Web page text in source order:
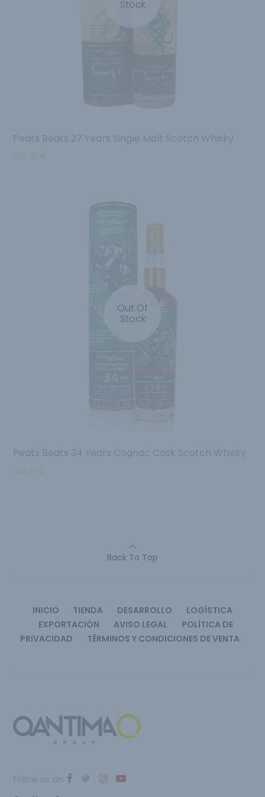
Stock
Peats Beats 27 Years Single Malt Scotch Whisky
Out Of
Stock
Peats Beats 34 Years Cognac Cask Scotch Whisky
Back To Top
INICIO TIENDA DESARROLLO
LOGÍSTICA
EXPORTACIÓN
AVISO LEGAL
POLÍTICA DE
PRIVACIDAD
TÉRMINOS Y CONDICIONES DE VENTA